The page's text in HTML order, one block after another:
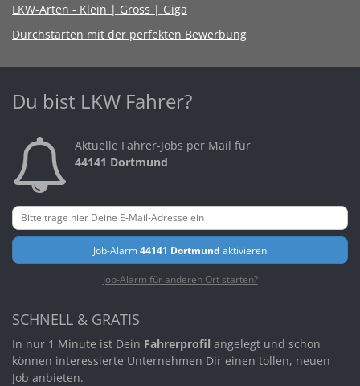
LKW-Arten - Klein | Gross | Giga
Durchstarten mit der perfekten Bewerbung
Du bist LKW Fahrer?
Aktuelle Fahrer-Jobs per Mail für
44141 Dortmund
Job-Alarm44141 Dortmund aktivieren
Job-Alarm für anderen Ort starten?
SCHNELL & GRATIS
In nur 1 Minute ist Dein Fahrerprofil angelegt und schon
können interessierte Unternehmen Dir einen tollen, neuen
Job anbieten.